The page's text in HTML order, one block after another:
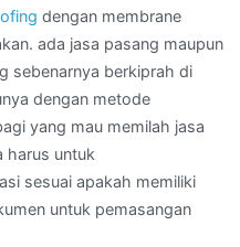
dengan membrane
ada jasa pasang maupun
sebenarnya berkiprah di
dengan metode
yang mau memilah jasa
harus untuk
sesuai apakah memiliki
untuk pemasangan